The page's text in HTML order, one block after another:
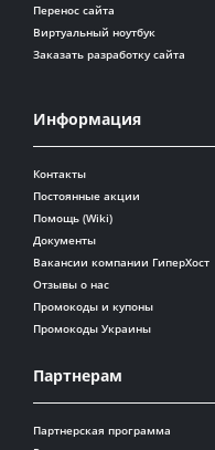
Перенос сайта
Виртуальный ноутбук
Заказать разработку сайта
Информация
Контакты
Постоянные акции
Помощь (Wiki)
Документы
Вакансии компании ГиперХост
Отзывы о нас
Промокоды и купоны
Промокоды Украины
Партнерам
Партнерская программа